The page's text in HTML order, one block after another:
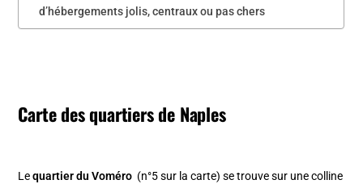
d’hébergements jolis, centraux ou pas chers
Carte des quartiers de Naples
Lequartier du Voméro (n°5 sur la carte) se trouve sur une colline